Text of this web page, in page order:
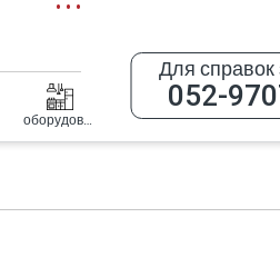
Для справок
052-
оборудованная кухня